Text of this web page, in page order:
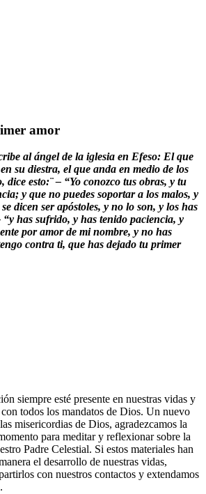
amor
al ángel de la iglesia en Efeso: El que
su diestra, el que anda en medio de los
dice esto:¨ – “Yo conozco tus obras, y tu
y que no puedes soportar a los malos, y
dicen ser apóstoles, y no lo son, y los has
“y has sufrido, y has tenido paciencia, y
por amor de mi nombre, y no has
contra ti, que has dejado tu primer
siempre esté presente en nuestras vidas y
todos los mandatos de Dios. Un nuevo
misericordias de Dios, agradezcamos la
para meditar y reflexionar sobre la
Padre Celestial. Si estos materiales han
el desarrollo de nuestras vidas,
con nuestros contactos y extendamos